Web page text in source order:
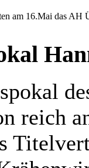
am 16.Mai das AH
reich